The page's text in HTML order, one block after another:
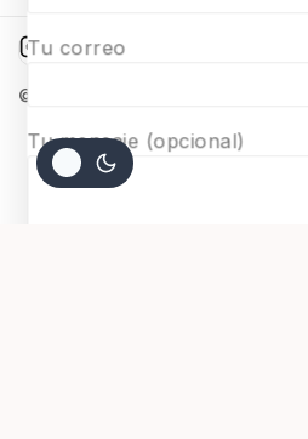
© 2026 Surmaquetas
Tu correo
Tu mensaje (opcional)